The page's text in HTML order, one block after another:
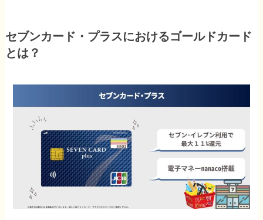
セブンカード・プラスにおけるゴールドカード
とは？